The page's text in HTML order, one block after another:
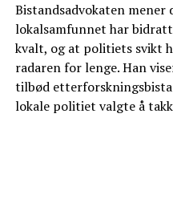
Bistandsadvokaten
lokalsamfunnet har
kvalt, og at politiets svikt
radaren for lenge. Han
tilbød
lokale politiet valgte å